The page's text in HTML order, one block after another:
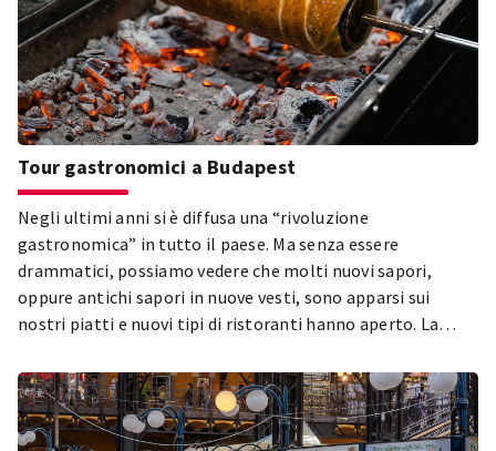
Tour gastronomici a Budapest
Negli ultimi anni si è diffusa una “rivoluzione
gastronomica” in tutto il paese. Ma senza essere
drammatici, possiamo vedere che molti nuovi sapori,
oppure antichi sapori in nuove vesti, sono apparsi sui
nostri piatti e nuovi tipi di ristoranti hanno aperto. La
della capitale è cambiata significativamente negli ultimi
15 anni.